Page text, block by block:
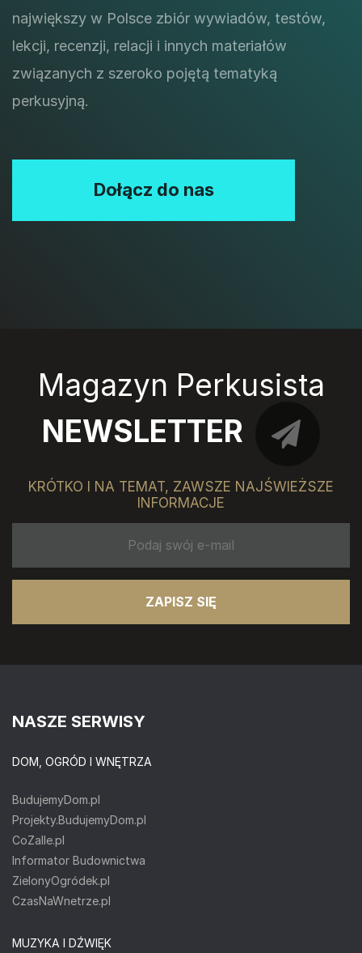
największy w Polsce zbiór wywiadów, testów,
lekcji, recenzji, relacji i innych materiałów
związanych z szeroko pojętą tematyką
perkusyjną.
Dołącz do nas
Magazyn Perkusista
NEWSLETTER
KRÓTKO I NA TEMAT, ZAWSZE NAJŚWIEŻSZE
INFORMACJE
ZAPISZ SIĘ
NASZE SERWISY
DOM, OGRÓD I WNĘTRZA
BudujemyDom.pl
Projekty.BudujemyDom.pl
CoZaIle.pl
Informator Budownictwa
ZielonyOgródek.pl
CzasNaWnetrze.pl
MUZYKA I DŹWIĘK